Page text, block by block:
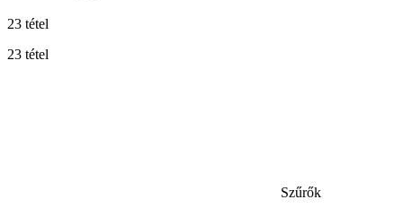
23 tétel
23 tétel
Szűrők